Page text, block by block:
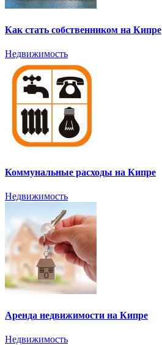
Как стать собственником на Кипре
Недвижимость
Коммунальные расходы на Кипре
Недвижимость
Аренда недвижимости на Кипре
Недвижимость